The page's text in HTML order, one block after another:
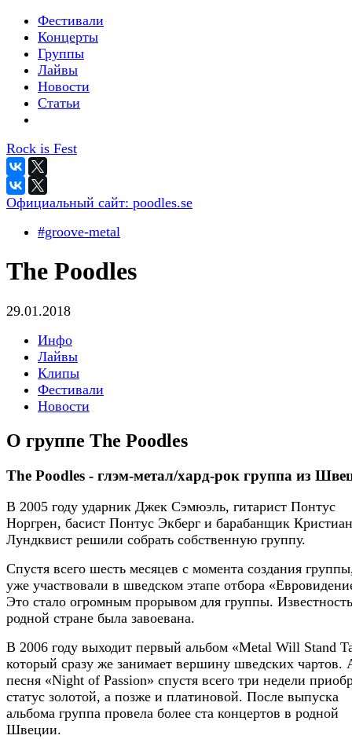
Фестивали
Концерты
Группы
Лайвы
Новости
Статьи
Rock is Fest
Официальный сайт: poodles.se
#groove-metal
The Poodles
29.01.2018
Инфо
Лайвы
Клипы
Фестивали
Новости
О группе The Poodles
The Poodles - глэм-метал/хард-рок группа из
В 2005 году ударник Джек Сэмюэль, гитарист Понтус
Норгрен, басист Понтус Экберг и барабанщик Кристиан
Лундквист решили собрать собственную группу.
Спустя всего шесть месяцев с момента создания
уже участвовали в шведском этапе отбора
Это стало огромным прорывом для группы.
родной стране была завоевана.
В 2006 году выходит первый альбом «Metal Will Stand
который сразу же занимает вершину шведских чартов.
песня «Night of Passion» спустя всего три недели
статус золотой, а позже и платиновой. После выпуска
альбома группа провела более ста концертов в родной
Швеции.